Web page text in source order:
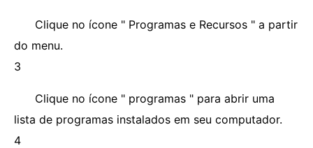
Clique no ícone " Programas e Recursos " a partir
do menu.
3
Clique no ícone " programas " para abrir uma
lista de programas instalados em seu computador.
4